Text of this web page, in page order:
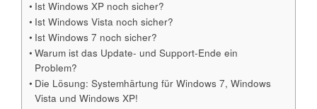
Ist Windows XP noch sicher?
Ist Windows Vista noch sicher?
Ist Windows 7 noch sicher?
Warum ist das Update- und Support-Ende ein
Problem?
Die Lösung: Systemhärtung für Windows 7, Windows
Vista und Windows XP!